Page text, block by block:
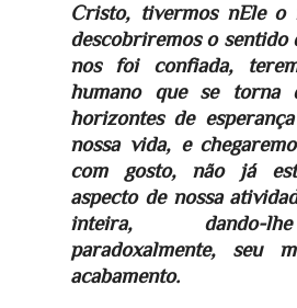
Cristo, tivermos nEle o
descobriremos o sentido
nos foi confiada,
humano que se torna
horizontes de
nossa vida, e
com gosto, não já
aspecto de nossa
inteira, dando-
paradoxalmente, seu
acabamento.